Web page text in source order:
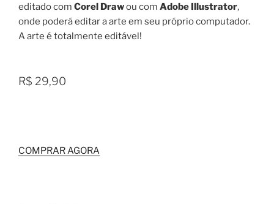
editado com Corel Drawou com Adobe Illustrator,
onde poderá editar a arte em seu próprio computador.
A arte é totalmente editável!
R$ 29,90
COMPRAR AGORA